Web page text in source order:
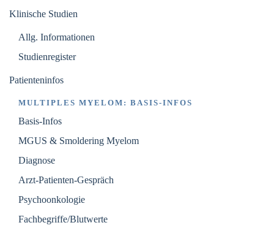
Klinische Studien
Allg. Informationen
Studienregister
Patienteninfos
MULTIPLES MYELOM: BASIS-INFOS
Basis-Infos
MGUS & Smoldering Myelom
Diagnose
Arzt-Patienten-Gespräch
Psychoonkologie
Fachbegriffe/Blutwerte